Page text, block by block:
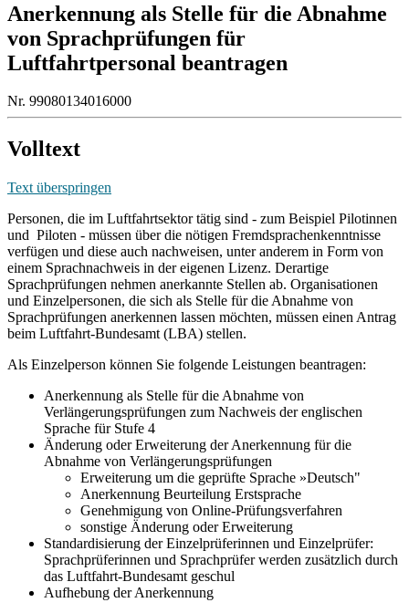
Anerkennung als Stelle für die Abnahme
von Sprachprüfungen für
Luftfahrtpersonal beantragen
Nr. 99080134016000
Volltext
Text überspringen
Personen, die im Luftfahrtsektor tätig sind - zum Beispiel Pilotinnen
und Piloten - müssen über die nötigen Fremdsprachenkenntnisse
verfügen und diese auch nachweisen, unter anderem in Form von
einem Sprachnachweis in der eigenen Lizenz. Derartige
Sprachprüfungen nehmen anerkannte Stellen ab. Organisationen
und Einzelpersonen, die sich als Stelle für die Abnahme von
Sprachprüfungen anerkennen lassen möchten, müssen einen Antrag
beim Luftfahrt-Bundesamt (LBA) stellen.
Als Einzelperson können Sie folgende Leistungen beantragen:
Anerkennung als Stelle für die Abnahme von
Verlängerungsprüfungen zum Nachweis der englischen
Sprache für Stufe 4
Änderung oder Erweiterung der Anerkennung für die
Abnahme von Verlängerungsprüfungen
Erweiterung um die geprüfte Sprache »Deutsch"
Anerkennung Beurteilung Erstsprache
Genehmigung von Online-Prüfungsverfahren
sonstige Änderung oder Erweiterung
Standardisierung der Einzelprüferinnen und Einzelprüfer:
Sprachprüferinnen und Sprachprüfer werden zusätzlich durch
das Luftfahrt-Bundesamt geschul
Aufhebung der Anerkennung